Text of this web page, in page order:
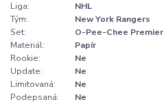
Liga:
NHL
Tým:
New York Rangers
Set:
O-Pee-Chee Premier
Materiál:
Papír
Rookie:
Ne
Update:
Ne
Limitovaná:
Ne
Podepsaná:
Ne